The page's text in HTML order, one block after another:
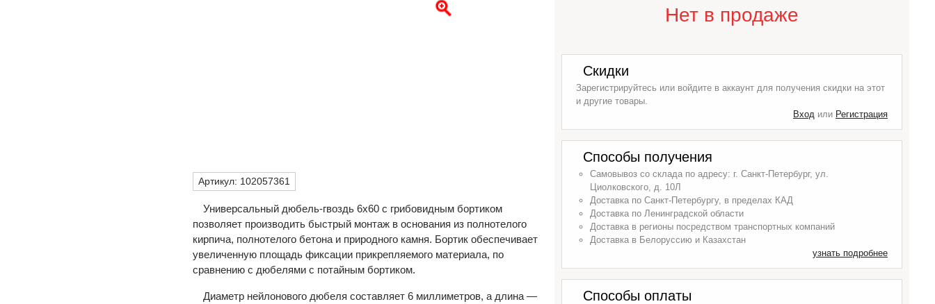
Артикул: 102057361
Универсальный дюбель-гвоздь 6х60 с грибовидным бортиком
позволяет производить быстрый монтаж в основания из полнотелого
кирпича, полнотелого бетона и природного камня. Бортик обеспечивает
увеличенную площадь фиксации прикрепляемого материала, по
сравнению с дюбелями с потайным бортиком.
Диаметр нейлонового дюбеля составляет 6 миллиметров, а длина —
Нет в продаже
Скидки
Зарегистрируйтесь или войдите в аккаунт для получения скидки на этот
и другие товары.
Вход или Регистрация
Способы получения
Самовывоз со склада по адресу: г. Санкт-Петербург, ул.
Циолковского, д. 10Л
Доставка по Санкт-Петербургу, в пределах КАД
Доставка по Ленинградской области
Доставка в регионы посредством транспортных компаний
Доставка в Белоруссию и Казахстан
узнать подробнее
Способы оплаты